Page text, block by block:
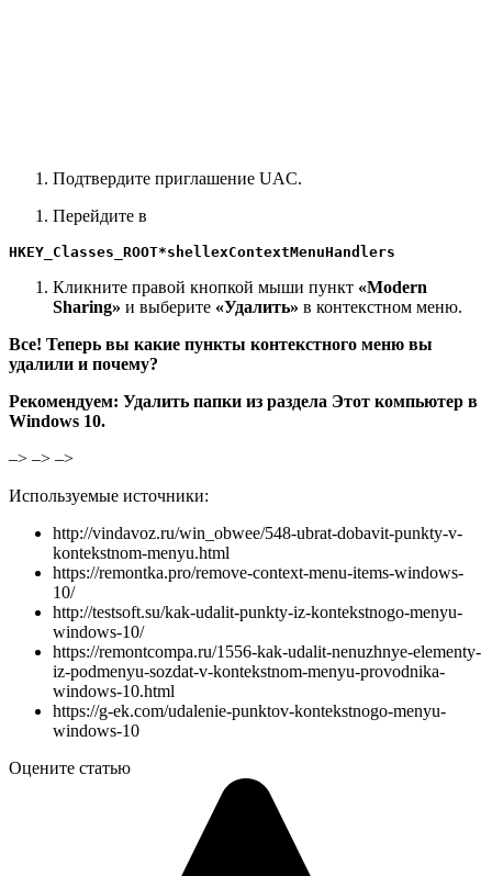
Подтвердите приглашение UAC.
Перейдите в
HKEY_Classes_ROOT*shellexContextMenuHandlers
Кликните правой кнопкой мыши пункт «Modern
Sharing» и выберите «Удалить» в контекстном меню.
Все! Теперь вы какие пункты контекстного меню вы
удалили и почему?
Рекомендуем: Удалить папки из раздела Этот компьютер в
Windows 10.
–> –> –>
Используемые источники:
http://vindavoz.ru/win_obwee/548-ubrat-dobavit-punkty-v-
kontekstnom-menyu.html
https://remontka.pro/remove-context-menu-items-windows-
10/
http://testsoft.su/kak-udalit-punkty-iz-kontekstnogo-menyu-
windows-10/
https://remontcompa.ru/1556-kak-udalit-nenuzhnye-elementy-
iz-podmenyu-sozdat-v-kontekstnom-menyu-provodnika-
windows-10.html
https://g-ek.com/udalenie-punktov-kontekstnogo-menyu-
windows-10
Оцените статью